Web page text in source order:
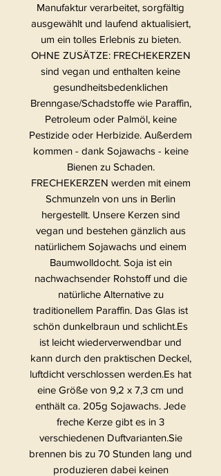
Manufaktur verarbeitet, sorgfältig
ausgewählt und laufend aktualisiert,
um ein tolles Erlebnis zu bieten.
OHNE ZUSÄTZE: FRECHEKERZEN
sind vegan und enthalten keine
gesundheitsbedenklichen
Brenngase/Schadstoffe wie Paraffin,
Petroleum oder Palmöl, keine
Pestizide oder Herbizide. Außerdem
kommen - dank Sojawachs - keine
Bienen zu Schaden.
FRECHEKERZEN werden mit einem
Schmunzeln von uns in Berlin
hergestellt. Unsere Kerzen sind
vegan und bestehen gänzlich aus
natürlichem Sojawachs und einem
Baumwolldocht. Soja ist ein
nachwachsender Rohstoff und die
natürliche Alternative zu
traditionellem Paraffin. Das Glas ist
schön dunkelbraun und schlicht.Es
ist leicht wiederverwendbar und
kann durch den praktischen Deckel,
luftdicht verschlossen werden.Es hat
eine Größe von 9,2 x 7,3 cm und
enthält ca. 205g Sojawachs. Jede
freche Kerze gibt es in 3
verschiedenen Duftvarianten.Sie
brennen bis zu 70 Stunden lang und
produzieren dabei keinen